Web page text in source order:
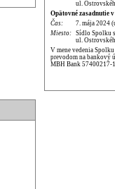
ul.
Opätovné zasadnutie
Čas:
7. mája 2024
Miesto: Sídlo Spolku
ul.
V mene vedenia
prevodom na bankový
MBH Bank 57400217-